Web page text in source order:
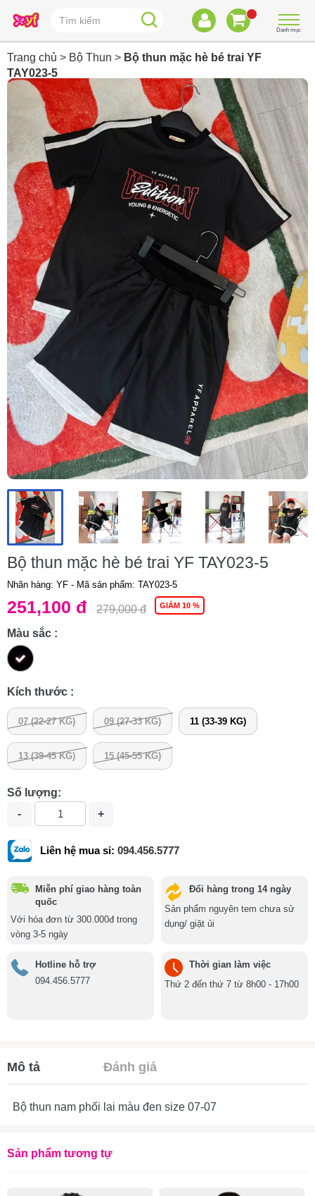
Danh mục
Trang chủ > Bộ Thun > Bộ thun mặc hè bé trai YF
TAY023-5
Bộ thun mặc hè bé trai YF TAY023-5
Nhãn hàng: YF - Mã sản phẩm: TAY023-5
251,100 đ 279,000 đ GIẢM 10 %
Màu sắc :
Kích thước :
07 (22-27 KG) 09 (27-33 KG) 11 (33-39 KG)
13 (39-45 KG) 15 (45-55 KG)
Số lượng:
Liên hệ mua sỉ: 094.456.5777
Miễn phí giao hàng toàn
quốc
Với hóa đơn từ 300.000đ trong
vòng 3-5 ngày
Đổi hàng trong 14 ngày
Sản phẩm nguyên tem chưa sử
dụng/ giặt ủi
Hotline hỗ trợ
094.456.5777
Thời gian làm việc
Thứ 2 đến thứ 7 từ 8h00 - 17h00
Mô tả Đánh giá
Bộ thun nam phối lai màu đen size 07-07
Sản phẩm tương tự